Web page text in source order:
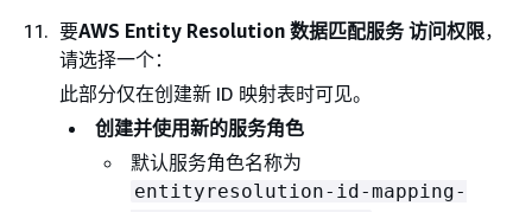
要AWS Entity Resolution 数据匹配服务 访问权限，
请选择一个：
此部分仅在创建新 ID 映射表时可见。
创建并使用新的服务角色
默认服务角色名称为
entityresolution-id-mapping-